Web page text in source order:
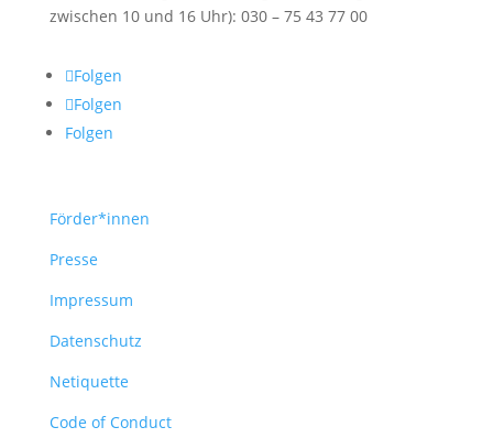
zwischen 10 und 16 Uhr): 030 – 75 43 77 00
Folgen
Folgen
Folgen
Förder*innen
Presse
Impressum
Datenschutz
Netiquette
Code of Conduct